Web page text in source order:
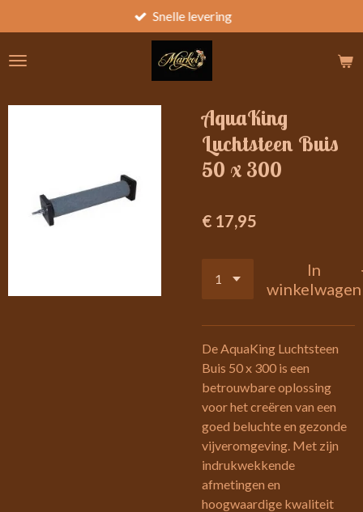
direct
naar
Snelle levering
AquaKing
Luchtsteen Buis
50 x 300
€ 17,95
In
winkelwagen
De AquaKing Luchtsteen
Buis 50 x 300 is een
betrouwbare oplossing
voor het creëren van een
goed beluchte en gezonde
vijveromgeving. Met zijn
indrukwekkende
afmetingen en
hoogwaardige kwaliteit